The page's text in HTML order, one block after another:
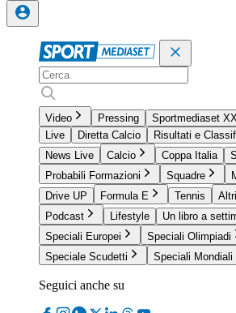
Video Pressing Sportmediaset
Live
Diretta Calcio
Risultati e
News Live
Calcio Coppa Italia
Probabili Formazioni
Squadre
Drive UP
Formula E Tennis
Podcast
Lifestyle
Un libro a
Speciali Europei
Speciali Olimpiadi
Speciale Scudetti
Speciali Mondiali
Seguici anche su